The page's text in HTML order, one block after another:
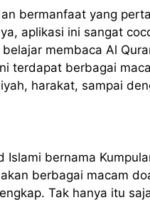
bermanfaat yang
aplikasi ini sangat
membaca Al
terdapat berbagai
harakat, sampai
bernama
berbagai macam
Tak hanya itu